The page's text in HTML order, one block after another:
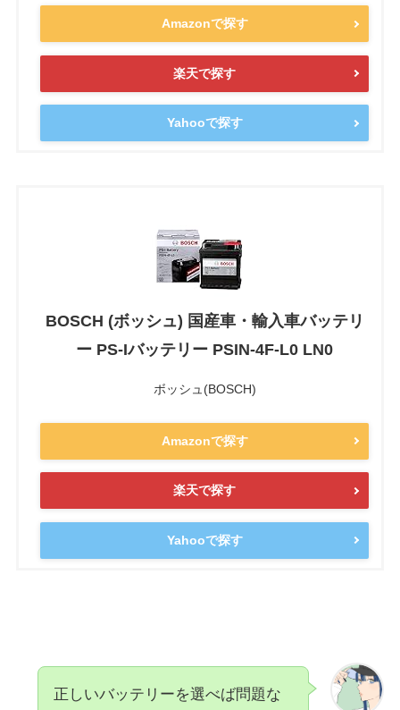
Amazonで探す
楽天で探す
Yahooで探す
BOSCH (ボッシュ) 国産車・輸入車バッテリ
ー PS-Iバッテリー PSIN-4F-L0 LN0
ボッシュ(BOSCH)
Amazonで探す
楽天で探す
Yahooで探す
正しいバッテリーを選べば問題な